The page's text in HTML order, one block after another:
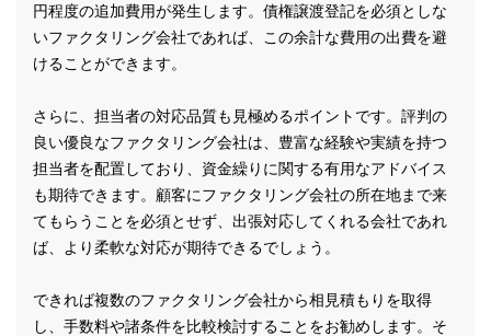
円程度の追加費用が発生します。債権譲渡登記を必須としな
いファクタリング会社であれば、この余計な費用の出費を避
けることができます。
さらに、担当者の対応品質も見極めるポイントです。評判の
良い優良なファクタリング会社は、豊富な経験や実績を持つ
担当者を配置しており、資金繰りに関する有用なアドバイス
も期待できます。顧客にファクタリング会社の所在地まで来
てもらうことを必須とせず、出張対応してくれる会社であれ
ば、より柔軟な対応が期待できるでしょう。
できれば複数のファクタリング会社から相見積もりを取得
し、手数料や諸条件を比較検討することをお勧めします。そ